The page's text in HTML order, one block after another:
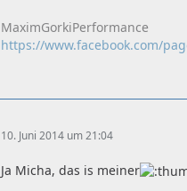
MaximGorkiPerformance
https://www.facebook.com/
10. Juni 2014 um 21:04
Ja Micha, das is meiner